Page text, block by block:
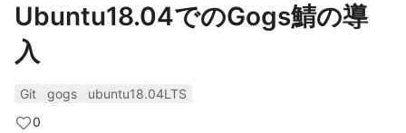
Ubuntu18.04でのGogs鯖の導
入
Git gogs
ubuntu18.04LTS
0